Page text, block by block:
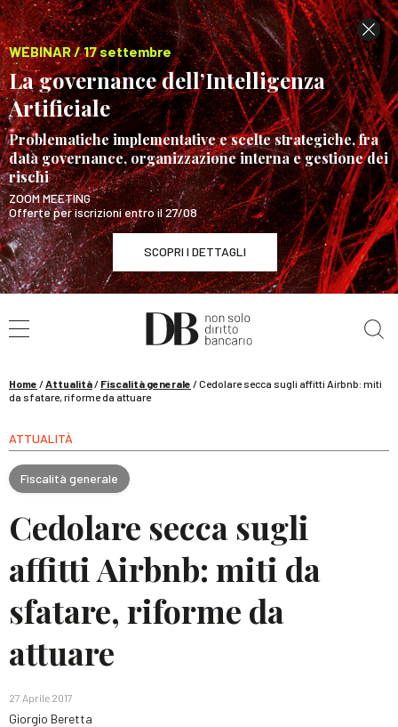
WEBINAR / 17 settembre
La governance dell’Intelligenza
Artificiale
Problematiche implementative e scelte strategiche, fra
data governance, organizzazione interna e gestione dei
rischi
ZOOM MEETING
Offerte per iscrizioni entro il 27/08
SCOPRI I DETTAGLI
WEBINAR / 17 settembre
La governance dell’Intelligenza Artificiale
Home /Attualità/ Fiscalità generale /Cedolare secca sugli affitti Airbnb: miti
da sfatare, riforme da attuare
ATTUALITÀ
Fiscalità generale
Cedolare secca sugli
affitti Airbnb: miti da
sfatare, riforme da
attuare
27 Aprile 2017
Giorgio Beretta